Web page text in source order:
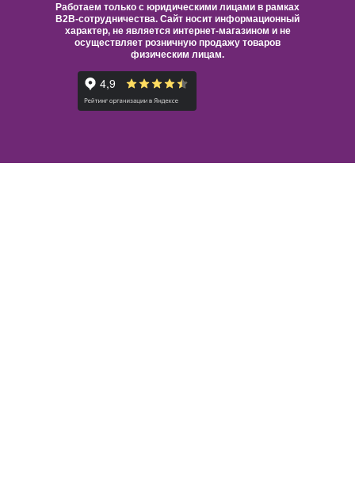
Работаем только с юридическими лицами в рамках
B2B-сотрудничества. Сайт носит информационный
характер, не является интернет-магазином и не
осуществляет розничную продажу товаров
физическим лицам.